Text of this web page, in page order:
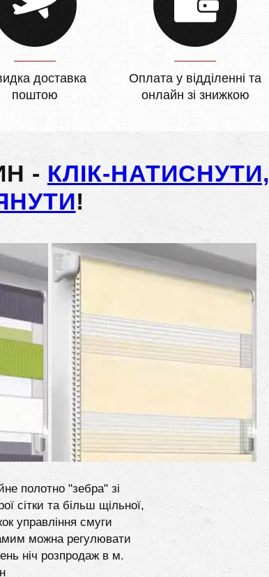
доставка
поштою
Оплата у відділенні та
онлайн зі знижкою
- КЛІК-НАТИСНУТИ,
!
полотно "зебра" зі
сітки та більш щільної,
управління смуги
можна регулювати
ніч розпродаж в м.